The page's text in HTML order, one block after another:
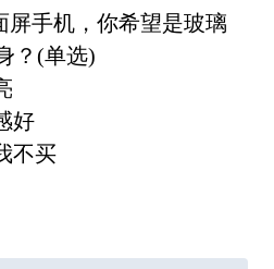
屏手机，你希望是玻璃
？(单选)
好
不买